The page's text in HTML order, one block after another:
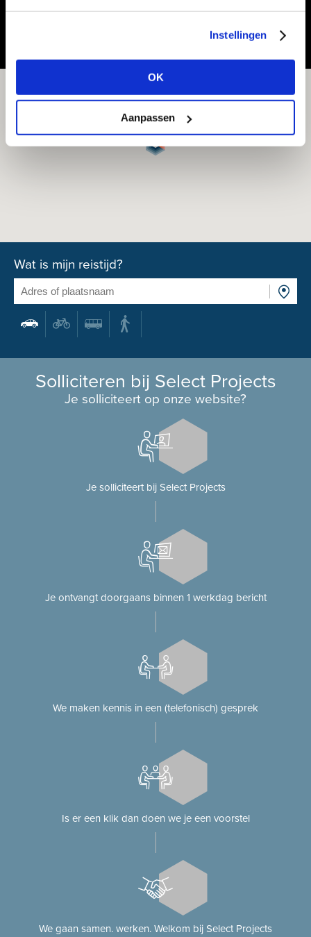
Instellingen
OK
Aanpassen
Wat is mijn reistijd?
Solliciteren bij Select Projects
Je solliciteert op onze website?
Je solliciteert bij Select Projects
Je ontvangt doorgaans binnen 1 werkdag bericht
We maken kennis in een (telefonisch) gesprek
Is er een klik dan doen we je een voorstel
We gaan samen. werken. Welkom bij Select Projects